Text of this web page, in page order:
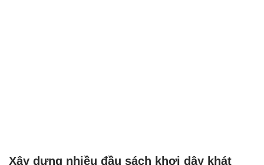
Xây dựng nhiều đầu sách khơi dậy khát